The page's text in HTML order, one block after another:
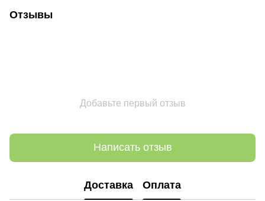
Отзывы
Добавьте первый отзыв
Написать отзыв
Доставка Оплата